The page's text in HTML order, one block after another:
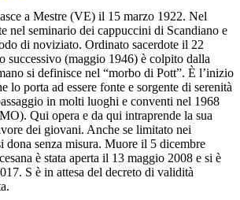
a Mestre (VE) il 15 marzo 1922. Nel
nel seminario dei cappuccini di Scandiano e
di noviziato. Ordinato sacerdote il 22
successivo (maggio 1946) è colpito dalla
si definisce nel “morbo di Pott”. È l’inizio
lo porta ad essere fonte e sorgente di serenità
in molti luoghi e conventi nel 1968
Qui opera e da qui intraprende la sua
dei giovani. Anche se limitato nei
dona senza misura. Muore il 5 dicembre
è stata aperta il 13 maggio 2008 e si è
S è in attesa del decreto di validità